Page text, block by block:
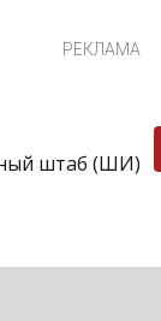
РЕКЛАМА
штаб (ШИ)